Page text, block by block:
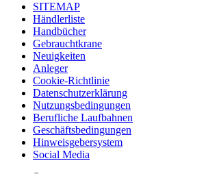
SITEMAP
Händlerliste
Handbücher
Gebrauchtkrane
Neuigkeiten
Anleger
Cookie-Richtlinie
Datenschutzerklärung
Nutzungsbedingungen
Berufliche Laufbahnen
Geschäftsbedingungen
Hinweisgebersystem
Social Media